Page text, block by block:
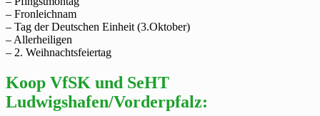
– Fronleichnam
– Tag der Deutschen Einheit (3.Oktober)
– Allerheiligen
– 2. Weihnachtsfeiertag
Koop VfSK und SeHT
Ludwigshafen/Vorderpfalz: